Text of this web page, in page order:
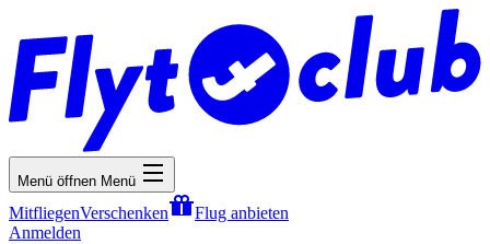
Menü öffnen Menü
MitfliegenVerschenken
Flug anbieten
Anmelden